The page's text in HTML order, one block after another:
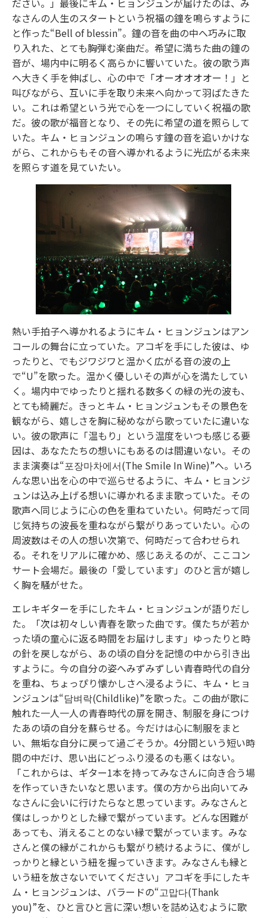
なさんの人生のスタートという祝福の鐘を鳴らすように
と作った“Bell of blessin”。鐘の音を曲の中へ巧みに取
り入れた、とても胸弾む楽曲だ。希望に満ちた曲の鐘の
音が、場内中に明るく高らかに響いていた。彼の歌う声
へ大きく手を伸ばし、心の中で「オーオオオオー！」と
叫びながら、互いに手を取り未来へ向かって羽ばたきた
い。これは希望という光で心を一つにしていく祝福の歌
だ。彼の歌が福音となり、その先に希望の道を照らして
いた。キム・ヒョンジュンの鳴らす鐘の音を追いかけな
がら、これからもその音へ導かれるように光広がる未来
を照らす道を見ていたい。
熱い手拍子へ導かれるようにキム・ヒョンジュンはアン
コールの舞台に立っていた。アコギを手にした彼は、ゆ
ったりと、でもジワジワと温かく広がる音の波の上
で“U”を歌った。温かく優しいその声が心を満たしてい
く。場内中でゆったりと揺れる数多くの緑の光の波も、
とても綺麗だ。きっとキム・ヒョンジュンもその景色を
観ながら、嬉しさを胸に秘めながら歌っていたに違いな
い。彼の歌声に「温もり」という温度をいつも感じる要
因は、あなたたちの想いにもあるのは間違いない。その
まま演奏は“포장마차에서(The Smile In Wine)”へ。いろ
んな思い出を心の中で巡らせるように、キム・ヒョンジ
ュンは込み上げる想いに導かれるまま歌っていた。その
歌声へ同じように心の色を重ねていたい。何時だって同
じ気持ちの波長を重ねながら繋がりあっていたい。心の
周波数はその人の想い次第で、何時だって合わせられ
る。それをリアルに確かめ、感じあえるのが、ここコン
サート会場だ。最後の「愛しています」のひと言が嬉し
く胸を騒がせた。
エレキギターを手にしたキム・ヒョンジュンが語りだし
た。「次は初々しい青春を歌った曲です。僕たちが若か
った頃の童心に返る時間をお届けします」ゆったりと時
の針を戻しながら、あの頃の自分を記憶の中から引き出
すように。今の自分の姿へみずみずしい青春時代の自分
を重ね、ちょっぴり懐かしさへ浸るように、キム・ヒョ
ンジュンは“담벼락(Childlike)”を歌った。この曲が歌に
触れた一人一人の青春時代の扉を開き、制服を身につけ
たあの頃の自分を蘇らせる。今だけは心に制服をまと
い、無垢な自分に戻って過ごそうか。4分間という短い時
間の中だけ、思い出にどっふり浸るのも悪くはない。
「これからは、ギター1本を持ってみなさんに向き合う場
を作っていきたいなと思います。僕の方から出向いてみ
なさんに会いに行けたらなと思っています。みなさんと
僕はしっかりとした縁で繋がっています。どんな困難が
あっても、消えることのない縁で繋がっています。みな
さんと僕の縁がこれからも繋がり続けるように、僕がし
っかりと縁という紐を握っていきます。みなさんも縁と
いう紐を放さないでいてください」アコギを手にしたキ
ム・ヒョンジュンは、バラードの“고맙다(Thank
you)”を、ひと言ひと言に深い想いを詰め込むように歌